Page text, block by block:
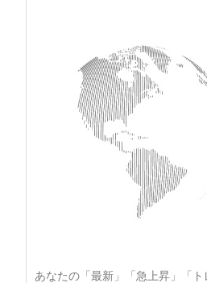
あなたの「最新」「急上昇」「